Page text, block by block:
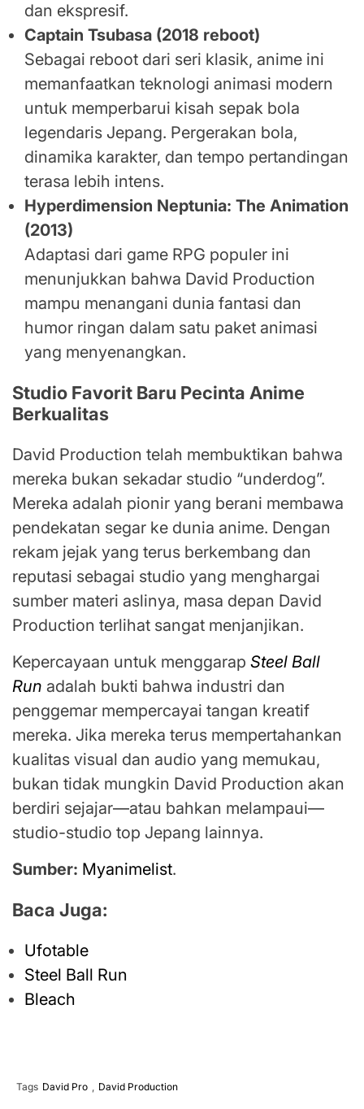
dan ekspresif.
Captain Tsubasa (2018 reboot)
Sebagai reboot dari seri klasik, anime ini
memanfaatkan teknologi animasi modern
untuk memperbarui kisah sepak bola
legendaris Jepang. Pergerakan bola,
dinamika karakter, dan tempo pertandingan
terasa lebih intens.
Hyperdimension Neptunia: The Animation
(2013)
Adaptasi dari game RPG populer ini
menunjukkan bahwa David Production
mampu menangani dunia fantasi dan
humor ringan dalam satu paket animasi
yang menyenangkan.
Studio Favorit Baru Pecinta Anime
Berkualitas
David Production telah membuktikan bahwa
mereka bukan sekadar studio “underdog”.
Mereka adalah pionir yang berani membawa
pendekatan segar ke dunia anime. Dengan
rekam jejak yang terus berkembang dan
reputasi sebagai studio yang menghargai
sumber materi aslinya, masa depan David
Production terlihat sangat menjanjikan.
Kepercayaan untuk menggarap Steel Ball
Run adalah bukti bahwa industri dan
penggemar mempercayai tangan kreatif
mereka. Jika mereka terus mempertahankan
kualitas visual dan audio yang memukau,
bukan tidak mungkin David Production akan
berdiri sejajar—atau bahkan melampaui—
studio-studio top Jepang lainnya.
Sumber: Myanimelist.
Baca Juga:
Ufotable
Steel Ball Run
Bleach
Tags David Pro , David Production